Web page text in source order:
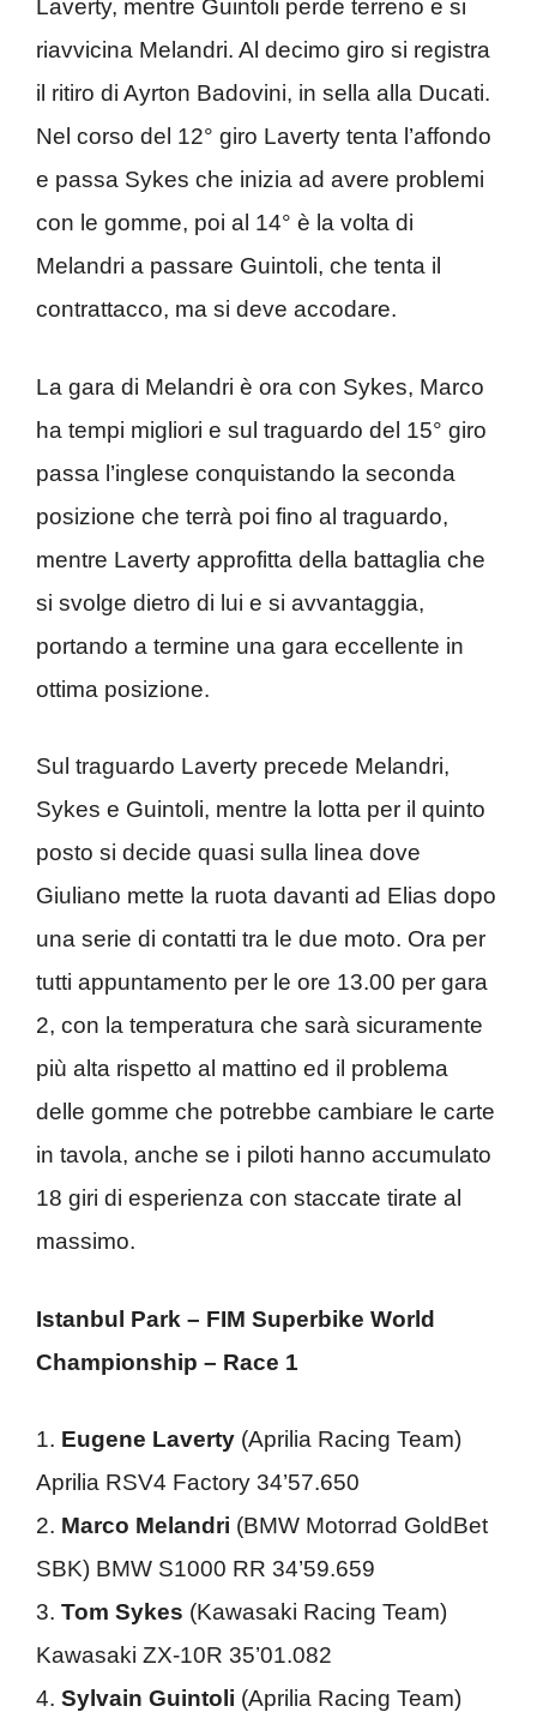
Laverty, mentre Guintoli perde terreno e si
riavvicina Melandri. Al decimo giro si registra
il ritiro di Ayrton Badovini, in sella alla Ducati.
Nel corso del 12° giro Laverty tenta l’affondo
e passa Sykes che inizia ad avere problemi
con le gomme, poi al 14° è la volta di
Melandri a passare Guintoli, che tenta il
contrattacco, ma si deve accodare.
La gara di Melandri è ora con Sykes, Marco
ha tempi migliori e sul traguardo del 15° giro
passa l’inglese conquistando la seconda
posizione che terrà poi fino al traguardo,
mentre Laverty approfitta della battaglia che
si svolge dietro di lui e si avvantaggia,
portando a termine una gara eccellente in
ottima posizione.
Sul traguardo Laverty precede Melandri,
Sykes e Guintoli, mentre la lotta per il quinto
posto si decide quasi sulla linea dove
Giuliano mette la ruota davanti ad Elias dopo
una serie di contatti tra le due moto. Ora per
tutti appuntamento per le ore 13.00 per gara
2, con la temperatura che sarà sicuramente
più alta rispetto al mattino ed il problema
delle gomme che potrebbe cambiare le carte
in tavola, anche se i piloti hanno accumulato
18 giri di esperienza con staccate tirate al
massimo.
Istanbul Park – FIM Superbike World
Championship – Race 1
1. Eugene Laverty (Aprilia Racing Team)
Aprilia RSV4 Factory 34’57.650
2. Marco Melandri (BMW Motorrad GoldBet
SBK) BMW S1000 RR 34’59.659
3. Tom Sykes (Kawasaki Racing Team)
Kawasaki ZX-10R 35’01.082
4. Sylvain Guintoli (Aprilia Racing Team)